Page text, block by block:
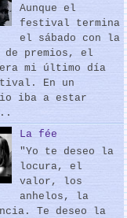
Aunque el
festival termina
el sábado con la
de premios, el
mi último día
En un
iba a estar
La fée
"Yo te deseo la
locura, el
valor, los
anhelos, la
Te deseo la